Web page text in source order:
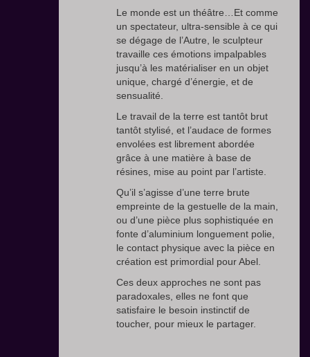
Le monde est un théâtre…Et comme
un spectateur, ultra-sensible à ce qui
se dégage de l’Autre, le sculpteur
travaille ces émotions impalpables
jusqu’à les matérialiser en un objet
unique, chargé d’énergie, et de
sensualité.
Le travail de la terre est tantôt brut
tantôt stylisé, et l’audace de formes
envolées est librement abordée
grâce à une matière à base de
résines, mise au point par l’artiste.
Qu’il s’agisse d’une terre brute
empreinte de la gestuelle de la main,
ou d’une pièce plus sophistiquée en
fonte d’aluminium longuement polie,
le contact physique avec la pièce en
création est primordial pour Abel.
Ces deux approches ne sont pas
paradoxales, elles ne font que
satisfaire le besoin instinctif de
toucher, pour mieux le partager.